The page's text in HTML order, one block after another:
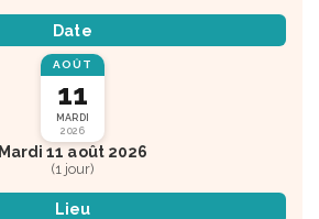
Date
AOÛT
11
MARDI
2026
Mardi 11 août 2026
(1 jour)
Lieu